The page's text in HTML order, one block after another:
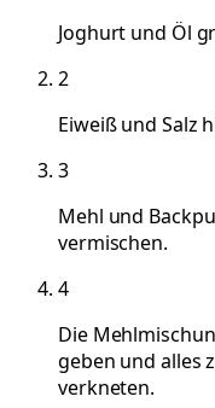
Joghurt und Öl
2
Eiweiß und Salz
3
Mehl und
vermischen.
4
Die
geben und alles
verkneten.